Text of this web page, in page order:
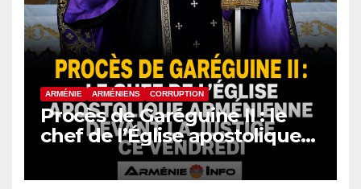
ARMÉNIE ARMÉNIENS CORRUPTION
Procès de Garéguine II : le
chef de l’Église apostolique
arménienne devant la justice
ce vendredi